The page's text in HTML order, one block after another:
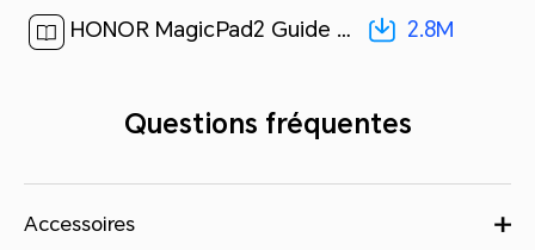
HONOR MagicPad2 Guide de l’utilisateur-(MagicOS 8.0_01,fr)[ 2.8M ] 2.8M
Questions fréquentes
Accessoires